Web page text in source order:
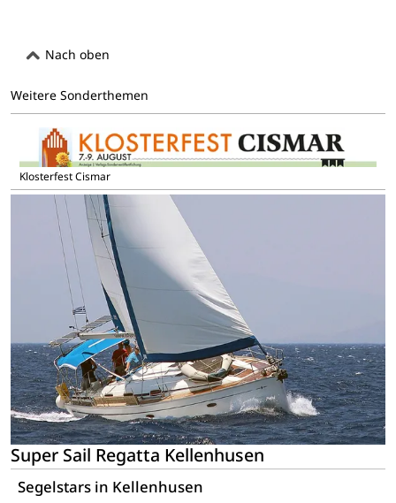
Nach oben
Weitere Sonderthemen
Klosterfest Cismar
Super Sail Regatta Kellenhusen
Segelstars in Kellenhusen